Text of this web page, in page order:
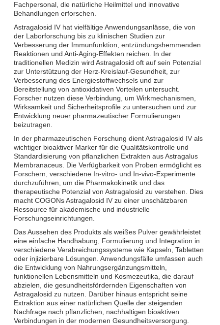
Fachpersonal, die natürliche Heilmittel und innovative
Behandlungen erforschen.
Astragalosid IV hat vielfältige Anwendungsanlässe, die von
der Laborforschung bis zu klinischen Studien zur
Verbesserung der Immunfunktion, entzündungshemmenden
Reaktionen und Anti-Aging-Effekten reichen. In der
traditionellen Medizin wird Astragalosid oft auf sein Potenzial
zur Unterstützung der Herz-Kreislauf-Gesundheit, zur
Verbesserung des Energiestoffwechsels und zur
Bereitstellung von antioxidativen Vorteilen untersucht.
Forscher nutzen diese Verbindung, um Wirkmechanismen,
Wirksamkeit und Sicherheitsprofile zu untersuchen und zur
Entwicklung neuer pharmazeutischer Formulierungen
beizutragen.
In der pharmazeutischen Forschung dient Astragalosid IV als
wichtiger bioaktiver Marker für die Qualitätskontrolle und
Standardisierung von pflanzlichen Extrakten aus Astragalus
Membranaceus. Die Verfügbarkeit von Proben ermöglicht es
Forschern, verschiedene In-vitro- und In-vivo-Experimente
durchzuführen, um die Pharmakokinetik und das
therapeutische Potenzial von Astragalosid zu verstehen. Dies
macht COGONs Astragalosid IV zu einer unschätzbaren
Ressource für akademische und industrielle
Forschungseinrichtungen.
Das Aussehen des Produkts als weißes Pulver gewährleistet
eine einfache Handhabung, Formulierung und Integration in
verschiedene Verabreichungssysteme wie Kapseln, Tabletten
oder injizierbare Lösungen. Anwendungsfälle umfassen auch
die Entwicklung von Nahrungsergänzungsmitteln,
funktionellen Lebensmitteln und Kosmezeutika, die darauf
abzielen, die gesundheitsfördernden Eigenschaften von
Astragalosid zu nutzen. Darüber hinaus entspricht seine
Extraktion aus einer natürlichen Quelle der steigenden
Nachfrage nach pflanzlichen, nachhaltigen bioaktiven
Verbindungen in der modernen Gesundheitsversorgung.